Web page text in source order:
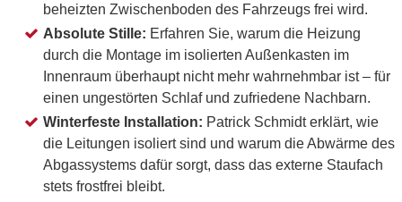
beheizten Zwischenboden des Fahrzeugs frei wird.
Absolute Stille: Erfahren Sie, warum die Heizung
durch die Montage im isolierten Außenkasten im
Innenraum überhaupt nicht mehr wahrnehmbar ist – für
einen ungestörten Schlaf und zufriedene Nachbarn.
Winterfeste Installation: Patrick Schmidt erklärt, wie
die Leitungen isoliert sind und warum die Abwärme des
Abgassystems dafür sorgt, dass das externe Staufach
stets frostfrei bleibt.